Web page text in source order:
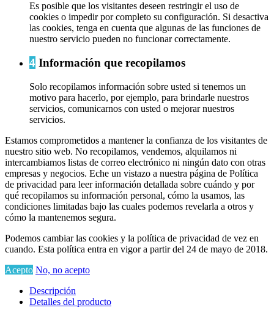
Es posible que los visitantes deseen restringir el uso de
cookies o impedir por completo su configuración. Si desactiva
las cookies, tenga en cuenta que algunas de las funciones de
nuestro servicio pueden no funcionar correctamente.
4 Información que recopilamos
Solo recopilamos información sobre usted si tenemos un
motivo para hacerlo, por ejemplo, para brindarle nuestros
servicios, comunicarnos con usted o mejorar nuestros
servicios.
Estamos comprometidos a mantener la confianza de los visitantes de
nuestro sitio web. No recopilamos, vendemos, alquilamos ni
intercambiamos listas de correo electrónico ni ningún dato con otras
empresas y negocios. Eche un vistazo a nuestra página de Política
de privacidad para leer información detallada sobre cuándo y por
qué recopilamos su información personal, cómo la usamos, las
condiciones limitadas bajo las cuales podemos revelarla a otros y
cómo la mantenemos segura.
Podemos cambiar las cookies y la política de privacidad de vez en
cuando. Esta política entra en vigor a partir del 24 de mayo de 2018.
Acepto No, no acepto
Descripción
Detalles del producto